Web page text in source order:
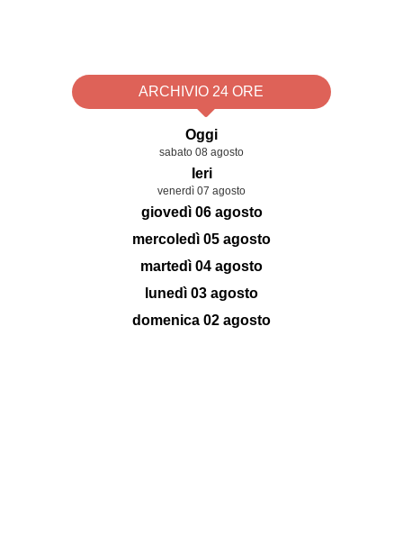
ARCHIVIO 24 ORE
Oggi
sabato 08 agosto
Ieri
venerdì 07 agosto
giovedì 06 agosto
mercoledì 05 agosto
martedì 04 agosto
lunedì 03 agosto
domenica 02 agosto